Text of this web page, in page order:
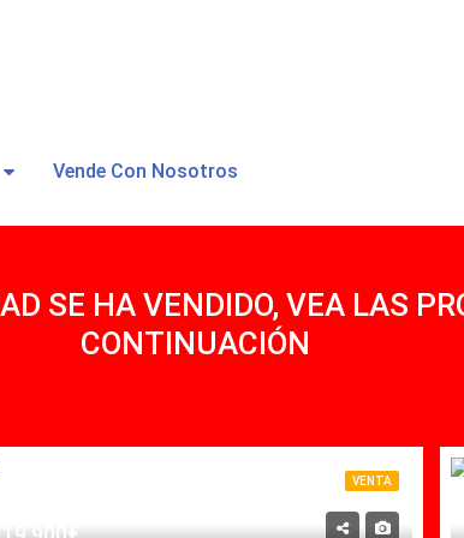
Vende Con Nosotros
SE HA VENDIDO, VEA LAS
CONTINUACIÓN
VENTA